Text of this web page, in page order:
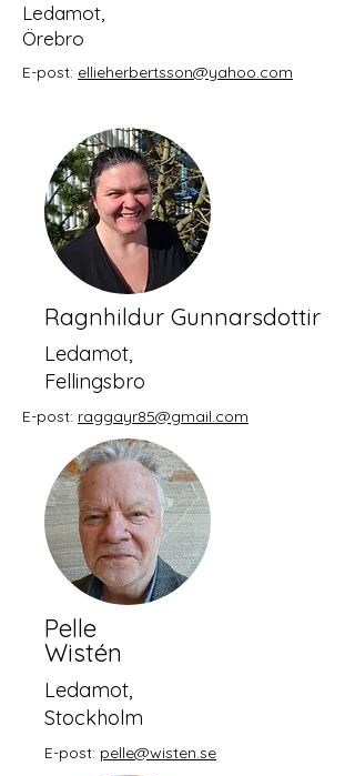
Ledamot,
Örebro
E-post: ellieherbertsson@yahoo.com
Ragnhildur Gunnarsdottir
Ledamot,
Fellingsbro
E-post: raggayr85@gmail.com
Pelle
Wistén
Ledamot,
Stockholm
E-post: pelle@wisten.se